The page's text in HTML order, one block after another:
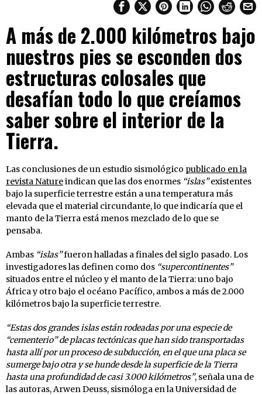
A más de 2.000 kilómetros bajo
nuestros pies se esconden dos
estructuras colosales que
desafían todo lo que creíamos
saber sobre el interior de la
Tierra.
Las conclusiones de un estudio sismológico publicado en la
revista Natureindican que las dos enormes “islas”existentes
bajo la superficie terrestre están a una temperatura más
elevada que el material circundante, lo que indicaría que el
manto de la Tierra está menos mezclado de lo que se
pensaba.
Ambas “islas”fueron halladas a finales del siglo pasado. Los
investigadores las definen como dos “supercontinentes”
situados entre el núcleo y el manto de la Tierra: uno bajo
África y otro bajo el océano Pacífico, ambos a más de 2.000
kilómetros bajo la superficie terrestre.
“Estas dos grandes islas están rodeadas por una especie de
“cementerio” de placas tectónicas que han sido transportadas
hasta allí por un proceso de subducción, en el que una placa se
sumerge bajo otra y se hunde desde la superficie de la Tierra
hasta una profundidad de casi 3.000 kilómetros”, señala una de
las autoras, Arwen Deuss, sismóloga en la Universidad de